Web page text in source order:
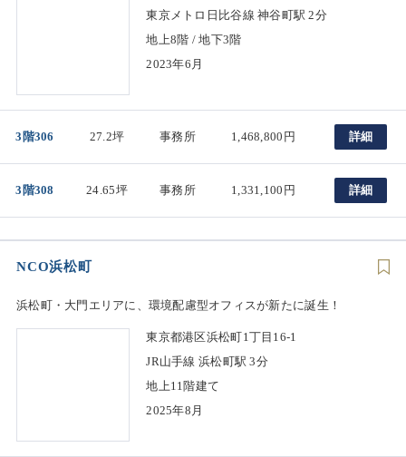
東京メトロ日比谷線 神谷町駅 2分
地上8階 / 地下3階
2023年6月
3階306 27.2坪 事務所 1,468,800円 詳細
3階308 24.65坪 事務所 1,331,100円 詳細
NCO浜松町
浜松町・大門エリアに、環境配慮型オフィスが新たに誕生！
東京都港区浜松町1丁目16-1
JR山手線 浜松町駅 3分
地上11階建て
2025年8月